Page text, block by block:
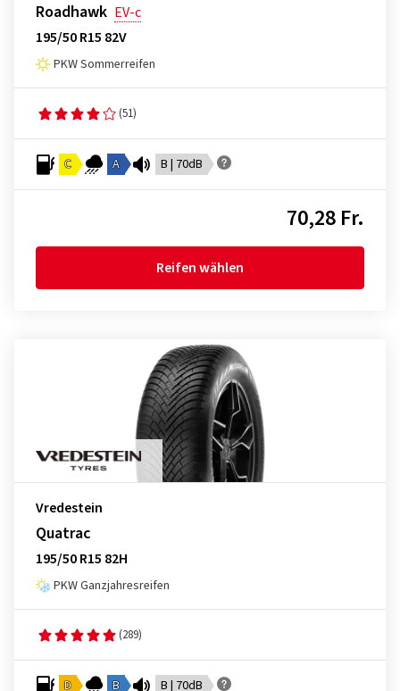
Roadhawk EV-c
195/50 R15 82V
PKW Sommerreifen
(51)
C A B | 70dB
70,28 Fr.
Reifen wählen
Vredestein
Quatrac
195/50 R15 82H
PKW Ganzjahresreifen
(289)
D B B | 70dB